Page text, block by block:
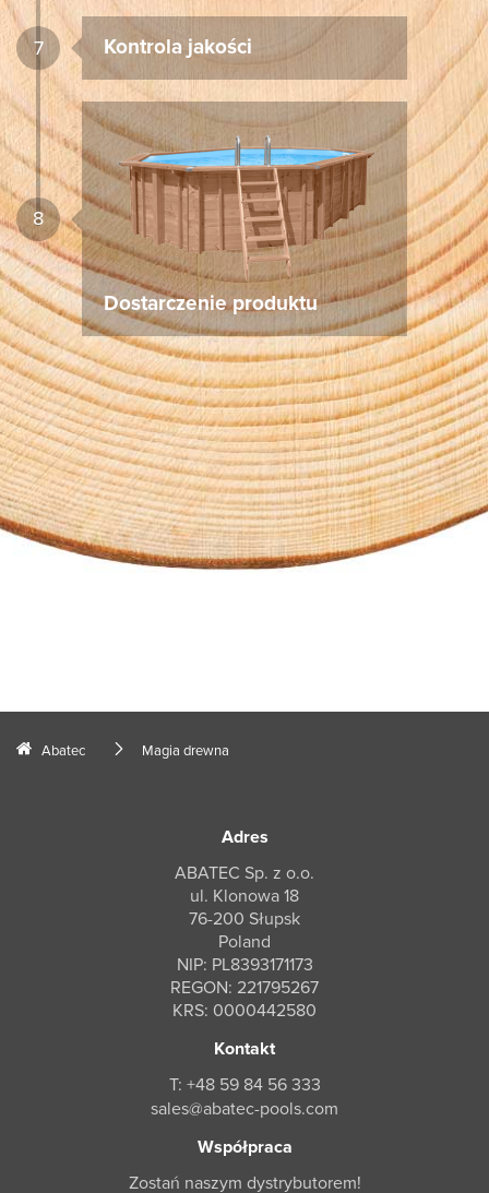
7 Kontrola jakości
8
Dostarczenie produktu
Abatec Magia drewna
Adres
ABATEC Sp. z o.o.
ul. Klonowa 18
76-200 Słupsk
Poland
NIP: PL8393171173
REGON: 221795267
KRS: 0000442580
Kontakt
T: +48 59 84 56 333
sales@abatec-pools.com
Współpraca
Zostań naszym dystrybutorem!